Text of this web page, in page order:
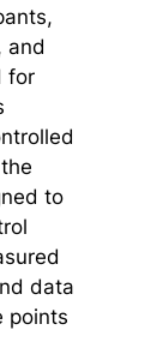
and
for
to
data
points